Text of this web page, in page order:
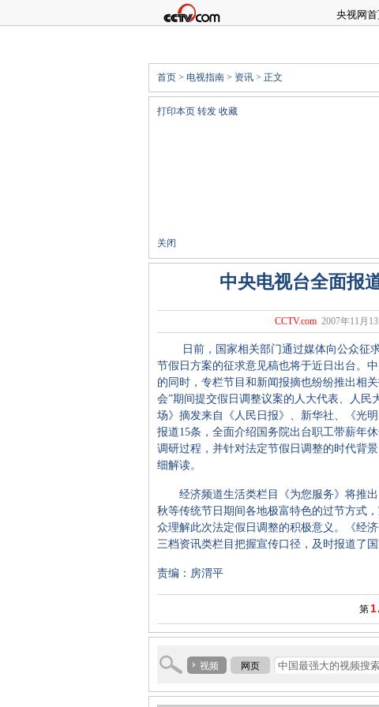
央视网
首页 > 电视指南 > 资讯 > 正文
打印本页 转发 收藏
关闭
中央电视台全面报
CCTV.com 2007年11月
日前，国家相关部门通过媒体向公众征求
节假日方案的征求意见稿也将于近日出台。
的同时，专栏节目和新闻报摘也纷纷推出相
会”期间提交假日调整议案的人大代表、人
场》摘发来自《人民日报》、新华社、《光
报道15条，全面介绍国务院出台职工带薪年
调研过程，并针对法定节假日调整的时代背
细解读。
经济频道生活类栏目《为您服务》将推出
秋等传统节日期间各地极富特色的过节方式
众理解此次法定假日调整的积极意义。《经
三档资讯类栏目把握宣传口径，及时报道了
责编：房渭平
第 1
视频 网页